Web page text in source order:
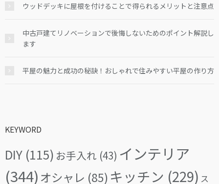
ウッドデッキに屋根を付けることで得られるメリットと注意点
中古戸建てリノベーションで後悔しないためのポイント解説し
ます
平屋の魅力と成功の秘訣！おしゃれで住みやすい平屋の作り方
KEYWORD
DIY (115) お手入れ (43) インテリア
(344) オシャレ (85) キッチン (229) ス